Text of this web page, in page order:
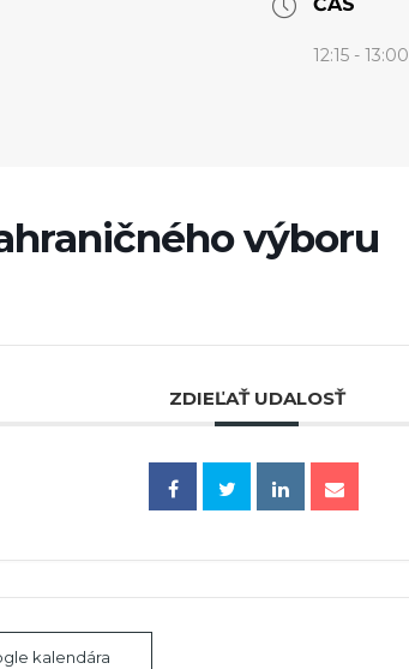
ČAS
12:15 - 13:00
výboru
ZDIEĽAŤ UDALOSŤ
kalendára